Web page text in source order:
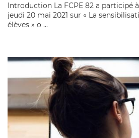
Introduction La FCPE 82 a participé
jeudi 20 mai 2021 sur « La
élèves » o ...